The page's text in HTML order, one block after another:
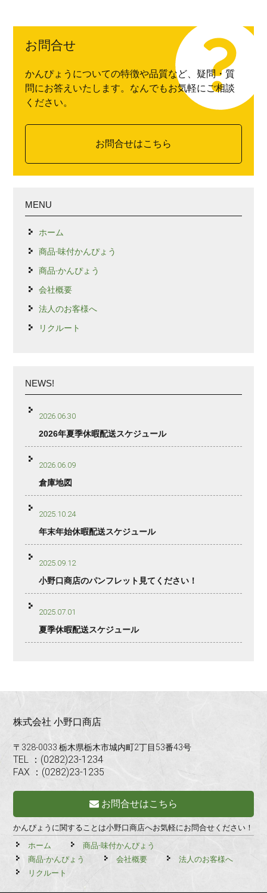
お問合せ
かんぴょうについての特徴や品質など、疑問・質
問にお答えいたします。なんでもお気軽にご相談
ください。
お問合せはこちら
MENU
ホーム
商品-味付かんぴょう
商品-かんぴょう
会社概要
法人のお客様へ
リクルート
NEWS!
2026.06.30
2026年夏季休暇配送スケジュール
2026.06.09
倉庫地図
2025.10.24
年末年始休暇配送スケジュール
2025.09.12
小野口商店のパンフレット見てください！
2025.07.01
夏季休暇配送スケジュール
株式会社 小野口商店
〒328-0033 栃木県栃木市城内町2丁目53番43号
TEL ：(0282)23-1234
FAX ：(0282)23-1235
お問合せはこちら
かんぴょうに関することは小野口商店へお気軽にお問合せください！
ホーム
商品-味付かんぴょう
商品-かんぴょう
会社概要
法人のお客様へ
リクルート